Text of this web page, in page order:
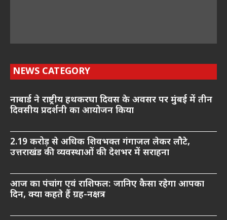
NEWS CATEGORY
नाबार्ड ने राष्ट्रीय हथकरघा दिवस के अवसर पर मुंबई में तीन
दिवसीय प्रदर्शनी का आयोजन किया
2.19 करोड़ से अधिक शिवभक्त गंगाजल लेकर लौटे,
उत्तराखंड की व्यवस्थाओं की देशभर में सराहना
आज का पंचांग एवं राशिफल: जानिए कैसा रहेगा आपका
दिन, क्या कहते हैं ग्रह-नक्षत्र